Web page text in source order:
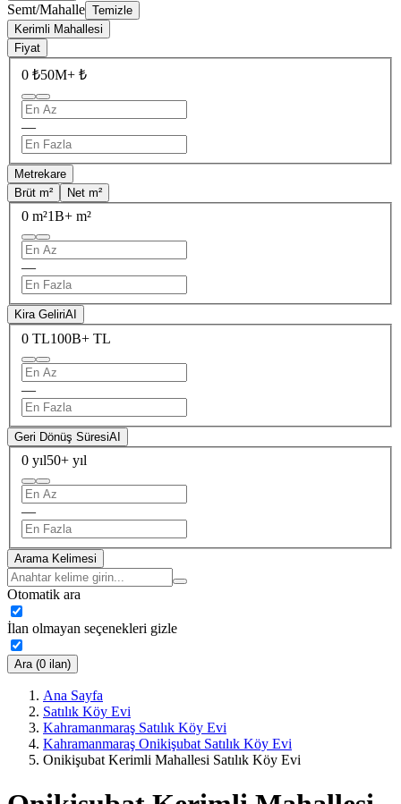
Semt/Mahalle Temizle
Kerimli Mahallesi
Fiyat
0 ₺50M+ ₺
—
Metrekare
Brüt m²
Net m²
0 m²1B+ m²
—
Kira GeliriAI
0 TL100B+ TL
—
Geri Dönüş SüresiAI
0 yıl50+ yıl
—
Arama Kelimesi
Otomatik ara
İlan olmayan seçenekleri gizle
Ara (0 ilan)
Ana Sayfa
Satılık Köy Evi
Kahramanmaraş Satılık Köy Evi
Kahramanmaraş Onikişubat Satılık Köy Evi
Onikişubat Kerimli Mahallesi Satılık Köy Evi